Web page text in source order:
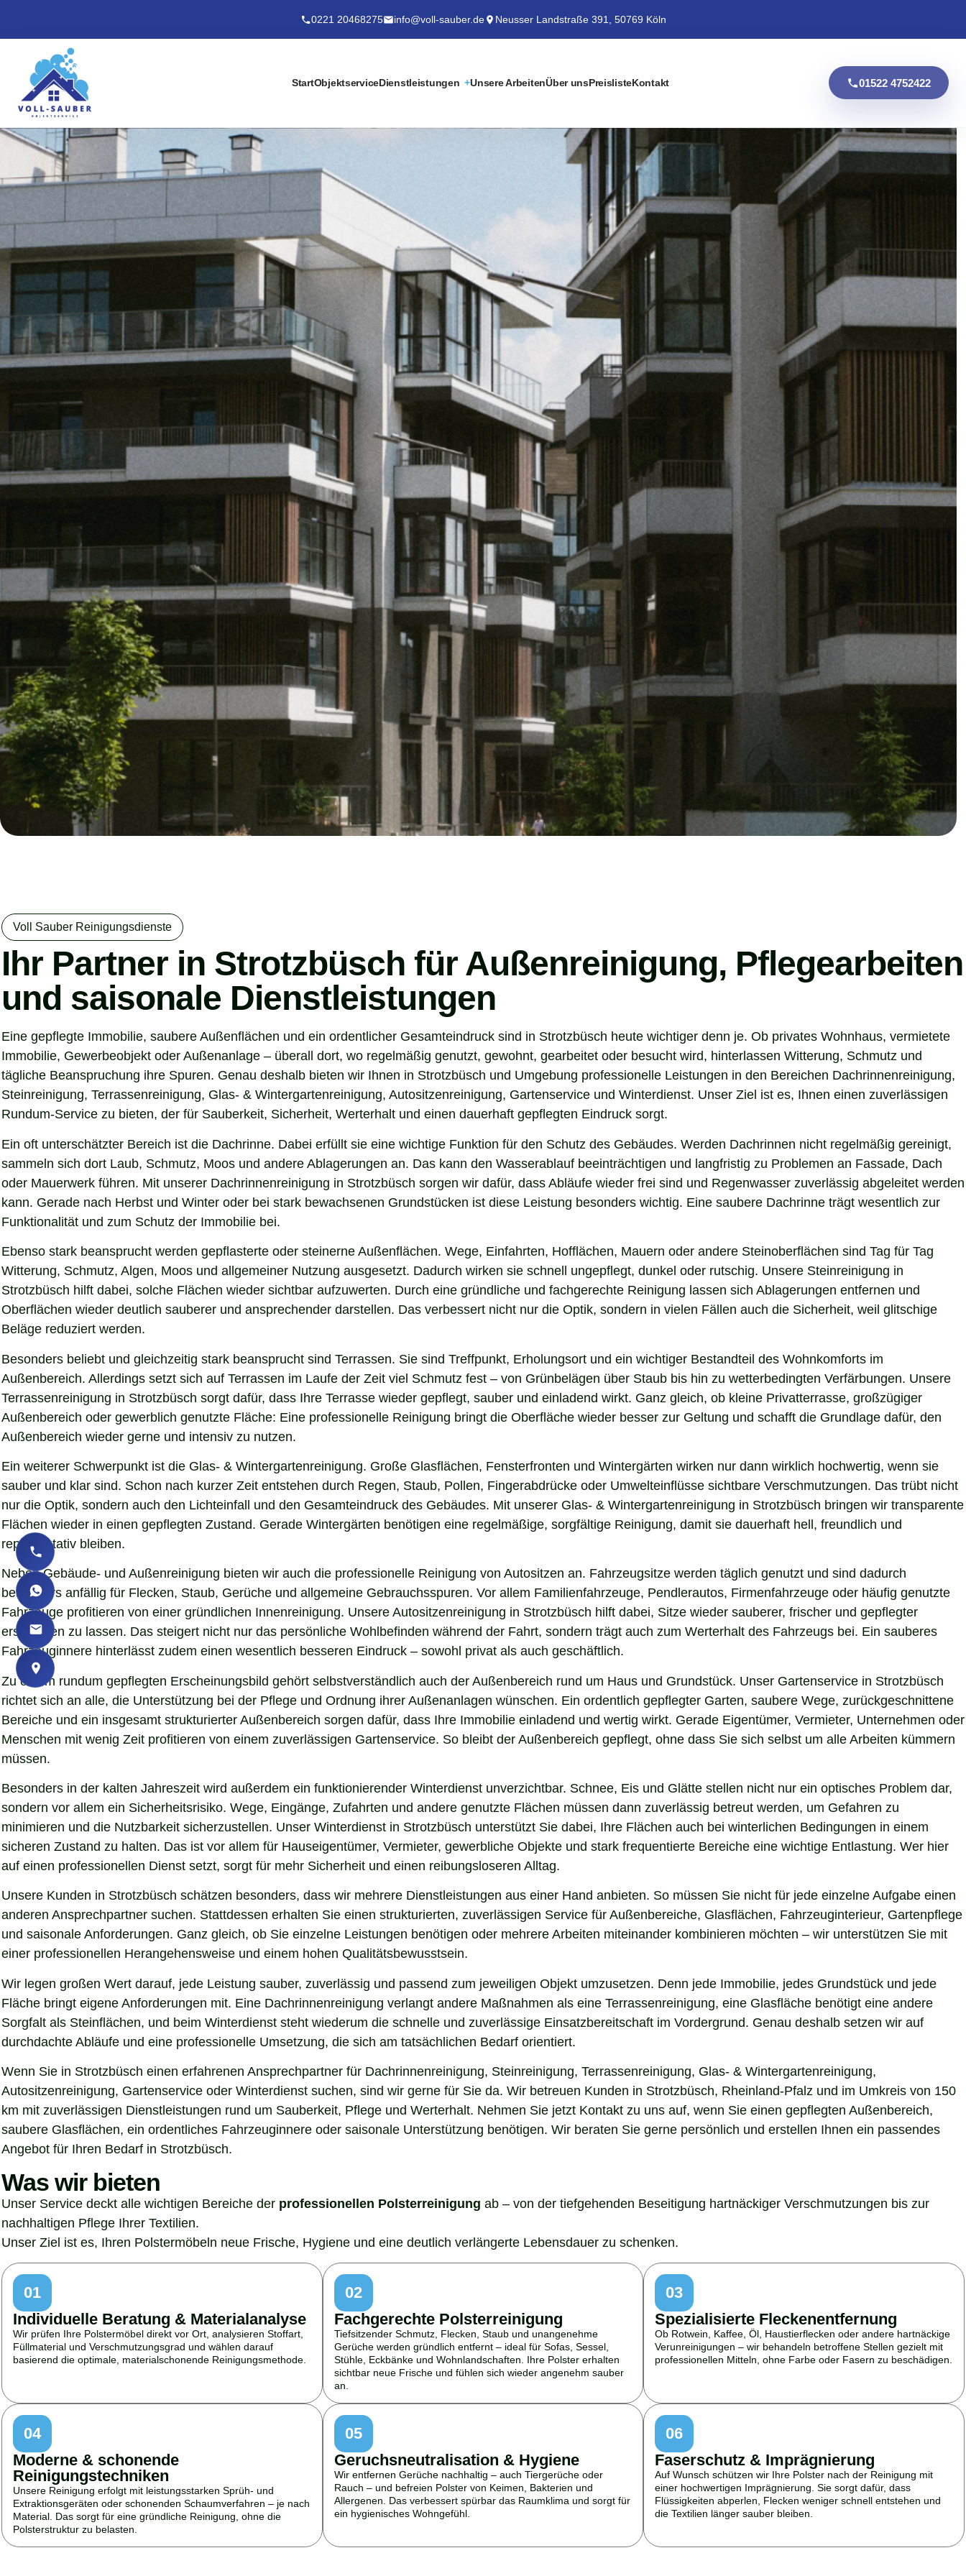
0221 20468275 info@voll-sauber.de Neusser Landstraße 391, 50769 Köln
StartObjektserviceDienstleistungen Unsere ArbeitenÜber unsPreislisteKontakt 01522 4752422
Voll Sauber Reinigungsdienste
Ihr Partner in Strotzbüsch für Außenreinigung, Pflegearbeiten
und saisonale Dienstleistungen
Eine gepflegte Immobilie, saubere Außenflächen und ein ordentlicher Gesamteindruck sind in Strotzbüsch heute wichtiger denn je. Ob privates Wohnhaus, vermietete
Immobilie, Gewerbeobjekt oder Außenanlage – überall dort, wo regelmäßig genutzt, gewohnt, gearbeitet oder besucht wird, hinterlassen Witterung, Schmutz und
tägliche Beanspruchung ihre Spuren. Genau deshalb bieten wir Ihnen in Strotzbüsch und Umgebung professionelle Leistungen in den Bereichen Dachrinnenreinigung,
Steinreinigung, Terrassenreinigung, Glas- & Wintergartenreinigung, Autositzenreinigung, Gartenservice und Winterdienst. Unser Ziel ist es, Ihnen einen zuverlässigen
Rundum-Service zu bieten, der für Sauberkeit, Sicherheit, Werterhalt und einen dauerhaft gepflegten Eindruck sorgt.
Ein oft unterschätzter Bereich ist die Dachrinne. Dabei erfüllt sie eine wichtige Funktion für den Schutz des Gebäudes. Werden Dachrinnen nicht regelmäßig gereinigt,
sammeln sich dort Laub, Schmutz, Moos und andere Ablagerungen an. Das kann den Wasserablauf beeinträchtigen und langfristig zu Problemen an Fassade, Dach
oder Mauerwerk führen. Mit unserer Dachrinnenreinigung in Strotzbüsch sorgen wir dafür, dass Abläufe wieder frei sind und Regenwasser zuverlässig abgeleitet werden
kann. Gerade nach Herbst und Winter oder bei stark bewachsenen Grundstücken ist diese Leistung besonders wichtig. Eine saubere Dachrinne trägt wesentlich zur
Funktionalität und zum Schutz der Immobilie bei.
Ebenso stark beansprucht werden gepflasterte oder steinerne Außenflächen. Wege, Einfahrten, Hofflächen, Mauern oder andere Steinoberflächen sind Tag für Tag
Witterung, Schmutz, Algen, Moos und allgemeiner Nutzung ausgesetzt. Dadurch wirken sie schnell ungepflegt, dunkel oder rutschig. Unsere Steinreinigung in
Strotzbüsch hilft dabei, solche Flächen wieder sichtbar aufzuwerten. Durch eine gründliche und fachgerechte Reinigung lassen sich Ablagerungen entfernen und
Oberflächen wieder deutlich sauberer und ansprechender darstellen. Das verbessert nicht nur die Optik, sondern in vielen Fällen auch die Sicherheit, weil glitschige
Beläge reduziert werden.
Besonders beliebt und gleichzeitig stark beansprucht sind Terrassen. Sie sind Treffpunkt, Erholungsort und ein wichtiger Bestandteil des Wohnkomforts im
Außenbereich. Allerdings setzt sich auf Terrassen im Laufe der Zeit viel Schmutz fest – von Grünbelägen über Staub bis hin zu wetterbedingten Verfärbungen. Unsere
Terrassenreinigung in Strotzbüsch sorgt dafür, dass Ihre Terrasse wieder gepflegt, sauber und einladend wirkt. Ganz gleich, ob kleine Privatterrasse, großzügiger
Außenbereich oder gewerblich genutzte Fläche: Eine professionelle Reinigung bringt die Oberfläche wieder besser zur Geltung und schafft die Grundlage dafür, den
Außenbereich wieder gerne und intensiv zu nutzen.
Ein weiterer Schwerpunkt ist die Glas- & Wintergartenreinigung. Große Glasflächen, Fensterfronten und Wintergärten wirken nur dann wirklich hochwertig, wenn sie
sauber und klar sind. Schon nach kurzer Zeit entstehen durch Regen, Staub, Pollen, Fingerabdrücke oder Umwelteinflüsse sichtbare Verschmutzungen. Das trübt nicht
nur die Optik, sondern auch den Lichteinfall und den Gesamteindruck des Gebäudes. Mit unserer Glas- & Wintergartenreinigung in Strotzbüsch bringen wir transparente
Flächen wieder in einen gepflegten Zustand. Gerade Wintergärten benötigen eine regelmäßige, sorgfältige Reinigung, damit sie dauerhaft hell, freundlich und
repräsentativ bleiben.
Neben Gebäude- und Außenreinigung bieten wir auch die professionelle Reinigung von Autositzen an. Fahrzeugsitze werden täglich genutzt und sind dadurch
besonders anfällig für Flecken, Staub, Gerüche und allgemeine Gebrauchsspuren. Vor allem Familienfahrzeuge, Pendlerautos, Firmenfahrzeuge oder häufig genutzte
Fahrzeuge profitieren von einer gründlichen Innenreinigung. Unsere Autositzenreinigung in Strotzbüsch hilft dabei, Sitze wieder sauberer, frischer und gepflegter
erscheinen zu lassen. Das steigert nicht nur das persönliche Wohlbefinden während der Fahrt, sondern trägt auch zum Werterhalt des Fahrzeugs bei. Ein sauberes
Fahrzeuginnere hinterlässt zudem einen wesentlich besseren Eindruck – sowohl privat als auch geschäftlich.
Zu einem rundum gepflegten Erscheinungsbild gehört selbstverständlich auch der Außenbereich rund um Haus und Grundstück. Unser Gartenservice in Strotzbüsch
richtet sich an alle, die Unterstützung bei der Pflege und Ordnung ihrer Außenanlagen wünschen. Ein ordentlich gepflegter Garten, saubere Wege, zurückgeschnittene
Bereiche und ein insgesamt strukturierter Außenbereich sorgen dafür, dass Ihre Immobilie einladend und wertig wirkt. Gerade Eigentümer, Vermieter, Unternehmen oder
Menschen mit wenig Zeit profitieren von einem zuverlässigen Gartenservice. So bleibt der Außenbereich gepflegt, ohne dass Sie sich selbst um alle Arbeiten kümmern
müssen.
Besonders in der kalten Jahreszeit wird außerdem ein funktionierender Winterdienst unverzichtbar. Schnee, Eis und Glätte stellen nicht nur ein optisches Problem dar,
sondern vor allem ein Sicherheitsrisiko. Wege, Eingänge, Zufahrten und andere genutzte Flächen müssen dann zuverlässig betreut werden, um Gefahren zu
minimieren und die Nutzbarkeit sicherzustellen. Unser Winterdienst in Strotzbüsch unterstützt Sie dabei, Ihre Flächen auch bei winterlichen Bedingungen in einem
sicheren Zustand zu halten. Das ist vor allem für Hauseigentümer, Vermieter, gewerbliche Objekte und stark frequentierte Bereiche eine wichtige Entlastung. Wer hier
auf einen professionellen Dienst setzt, sorgt für mehr Sicherheit und einen reibungsloseren Alltag.
Unsere Kunden in Strotzbüsch schätzen besonders, dass wir mehrere Dienstleistungen aus einer Hand anbieten. So müssen Sie nicht für jede einzelne Aufgabe einen
anderen Ansprechpartner suchen. Stattdessen erhalten Sie einen strukturierten, zuverlässigen Service für Außenbereiche, Glasflächen, Fahrzeuginterieur, Gartenpflege
und saisonale Anforderungen. Ganz gleich, ob Sie einzelne Leistungen benötigen oder mehrere Arbeiten miteinander kombinieren möchten – wir unterstützen Sie mit
einer professionellen Herangehensweise und einem hohen Qualitätsbewusstsein.
Wir legen großen Wert darauf, jede Leistung sauber, zuverlässig und passend zum jeweiligen Objekt umzusetzen. Denn jede Immobilie, jedes Grundstück und jede
Fläche bringt eigene Anforderungen mit. Eine Dachrinnenreinigung verlangt andere Maßnahmen als eine Terrassenreinigung, eine Glasfläche benötigt eine andere
Sorgfalt als Steinflächen, und beim Winterdienst steht wiederum die schnelle und zuverlässige Einsatzbereitschaft im Vordergrund. Genau deshalb setzen wir auf
durchdachte Abläufe und eine professionelle Umsetzung, die sich am tatsächlichen Bedarf orientiert.
Wenn Sie in Strotzbüsch einen erfahrenen Ansprechpartner für Dachrinnenreinigung, Steinreinigung, Terrassenreinigung, Glas- & Wintergartenreinigung,
Autositzenreinigung, Gartenservice oder Winterdienst suchen, sind wir gerne für Sie da. Wir betreuen Kunden in Strotzbüsch, Rheinland-Pfalz und im Umkreis von 150
km mit zuverlässigen Dienstleistungen rund um Sauberkeit, Pflege und Werterhalt. Nehmen Sie jetzt Kontakt zu uns auf, wenn Sie einen gepflegten Außenbereich,
saubere Glasflächen, ein ordentliches Fahrzeuginnere oder saisonale Unterstützung benötigen. Wir beraten Sie gerne persönlich und erstellen Ihnen ein passendes
Angebot für Ihren Bedarf in Strotzbüsch.
Was wir bieten
Unser Service deckt alle wichtigen Bereiche der professionellen Polsterreinigung ab – von der tiefgehenden Beseitigung hartnäckiger Verschmutzungen bis zur
nachhaltigen Pflege Ihrer Textilien.
Unser Ziel ist es, Ihren Polstermöbeln neue Frische, Hygiene und eine deutlich verlängerte Lebensdauer zu schenken.
01
Individuelle Beratung & Materialanalyse
Wir prüfen Ihre Polstermöbel direkt vor Ort, analysieren Stoffart,
Füllmaterial und Verschmutzungsgrad und wählen darauf
basierend die optimale, materialschonende Reinigungsmethode.
02
Fachgerechte Polsterreinigung
Tiefsitzender Schmutz, Flecken, Staub und unangenehme
Gerüche werden gründlich entfernt – ideal für Sofas, Sessel,
Stühle, Eckbänke und Wohnlandschaften. Ihre Polster erhalten
sichtbar neue Frische und fühlen sich wieder angenehm sauber
an.
03
Spezialisierte Fleckenentfernung
Ob Rotwein, Kaffee, Öl, Haustierflecken oder andere hartnäckige
Verunreinigungen – wir behandeln betroffene Stellen gezielt mit
professionellen Mitteln, ohne Farbe oder Fasern zu beschädigen.
04
Moderne & schonende
Reinigungstechniken
Unsere Reinigung erfolgt mit leistungsstarken Sprüh- und
Extraktionsgeräten oder schonenden Schaumverfahren – je nach
Material. Das sorgt für eine gründliche Reinigung, ohne die
Polsterstruktur zu belasten.
05
Geruchsneutralisation & Hygiene
Wir entfernen Gerüche nachhaltig – auch Tiergerüche oder
Rauch – und befreien Polster von Keimen, Bakterien und
Allergenen. Das verbessert spürbar das Raumklima und sorgt für
ein hygienisches Wohngefühl.
06
Faserschutz & Imprägnierung
Auf Wunsch schützen wir Ihre Polster nach der Reinigung mit
einer hochwertigen Imprägnierung. Sie sorgt dafür, dass
Flüssigkeiten abperlen, Flecken weniger schnell entstehen und
die Textilien länger sauber bleiben.